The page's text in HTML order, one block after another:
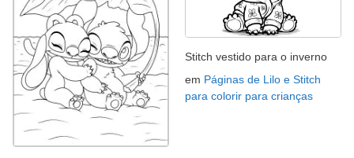
Stitch vestido para o inverno
em Páginas de Lilo e Stitch
para colorir para crianças